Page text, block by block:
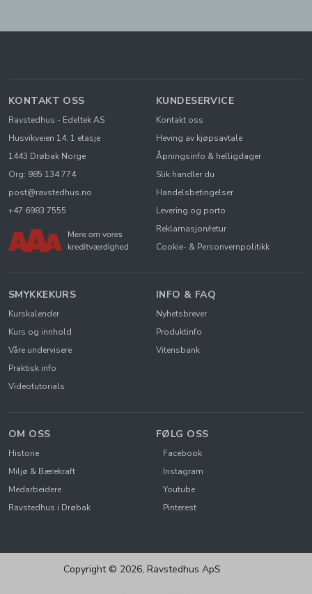
KONTAKT OSS
Ravstedhus - Edeltek AS
Husvikveien 14, 1 etasje
1443 Drøbak Norge
Org: 985 134 774
post@ravstedhus.no
+47 6983 7555
KUNDESERVICE
Kontakt oss
Heving av kjøpsavtale
Åpningsinfo & helligdager
Slik handler du
Handelsbetingelser
Levering og porto
Reklamasjon/retur
Cookie- & Personvernpolitikk
SMYKKEKURS
Kurskalender
Kurs og innhold
Våre undervisere
Praktisk info
Videotutorials
INFO & FAQ
Nyhetsbrever
Produktinfo
Vitensbank
OM OSS
Historie
Miljø & Bærekraft
Medarbeidere
Ravstedhus i Drøbak
FØLG OSS
Facebook
Instagram
Youtube
Pinterest
Copyright © 2026, Ravstedhus ApS